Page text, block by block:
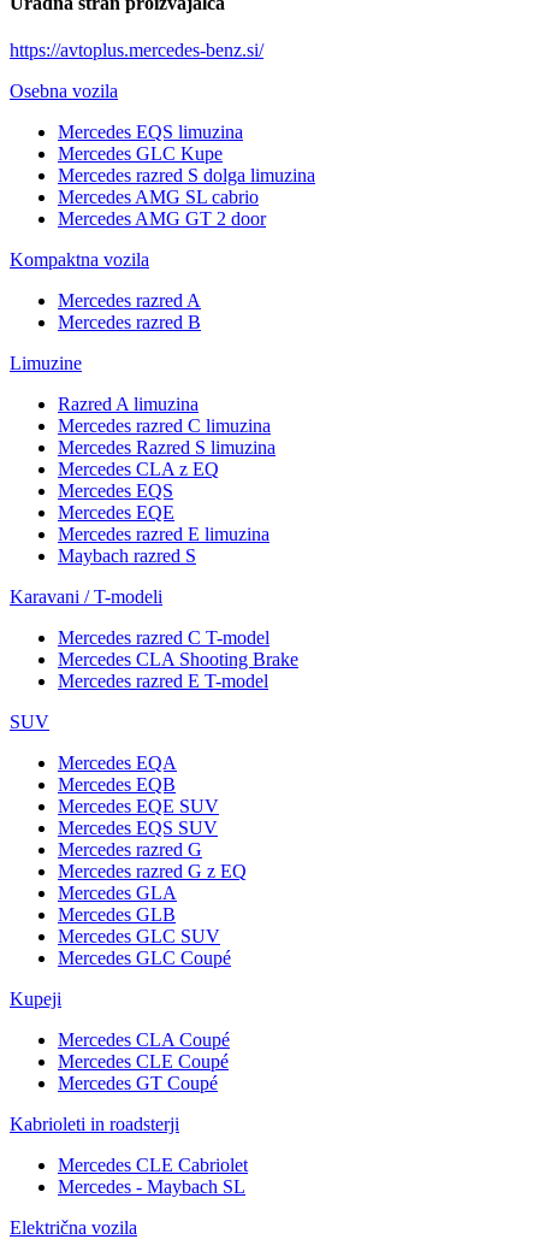
https://avtoplus.mercedes-benz.si/
Osebna vozila
Mercedes EQS limuzina
Mercedes GLC Kupe
Mercedes razred S dolga limuzina
Mercedes AMG SL cabrio
Mercedes AMG GT 2 door
Kompaktna vozila
Mercedes razred A
Mercedes razred B
Limuzine
Razred A limuzina
Mercedes razred C limuzina
Mercedes Razred S limuzina
Mercedes CLA z EQ
Mercedes EQS
Mercedes EQE
Mercedes razred E limuzina
Maybach razred S
Karavani / T-modeli
Mercedes razred C T-model
Mercedes CLA Shooting Brake
Mercedes razred E T-model
SUV
Mercedes EQA
Mercedes EQB
Mercedes EQE SUV
Mercedes EQS SUV
Mercedes razred G
Mercedes razred G z EQ
Mercedes GLA
Mercedes GLB
Mercedes GLC SUV
Mercedes GLC Coupé
Kupeji
Mercedes CLA Coupé
Mercedes CLE Coupé
Mercedes GT Coupé
Kabrioleti in roadsterji
Mercedes CLE Cabriolet
Mercedes - Maybach SL
Električna vozila